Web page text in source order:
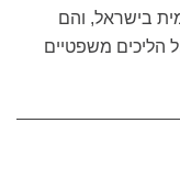
בישראל, והם
הליכים משפטיים